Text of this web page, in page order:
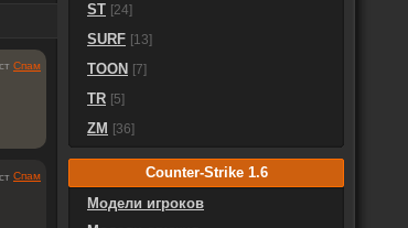
Спам
Спам
ST [24]
SURF [13]
TOON [7]
TR [5]
ZM [36]
Counter-Strike 1.6
Модели игроков